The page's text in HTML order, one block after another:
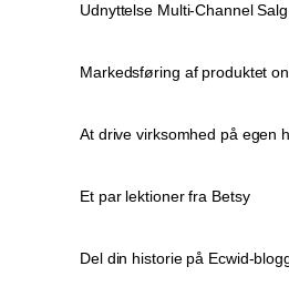
Udnyttelse Multi-Channel Salg
Markedsføring af produktet
At drive virksomhed på egen
Et par lektioner fra Betsy
Del din historie på Ecwid-